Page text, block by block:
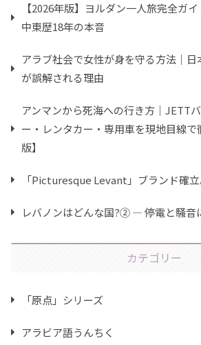
【2026年版】ヨルダン一人旅完全ガ
中東歴18年の本音
アラブ社会で女性が身を守る方法｜日
が誤解される理由
アンマンから死海への行き方｜JETT
ー・レンタカー・専用車を現地目線で
版】
「Picturesque Levant」ブランド確
レバノンはどんな国?② ― 停電と騒音
カテゴリー
「原点」シリーズ
アラビア語うんちく